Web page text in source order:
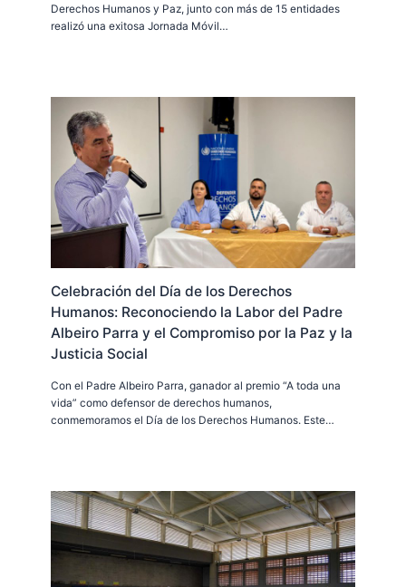
Derechos Humanos y Paz, junto con más de 15 entidades
realizó una exitosa Jornada Móvil…
Celebración del Día de los Derechos
Humanos: Reconociendo la Labor del Padre
Albeiro Parra y el Compromiso por la Paz y la
Justicia Social
Con el Padre Albeiro Parra, ganador al premio “A toda una
vida” como defensor de derechos humanos,
conmemoramos el Día de los Derechos Humanos. Este…